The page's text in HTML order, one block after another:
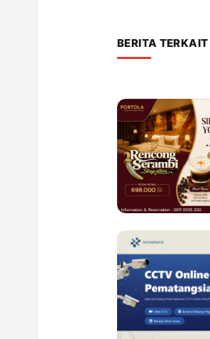
BERITA TERKAIT